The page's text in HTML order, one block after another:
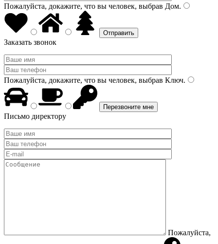
Пожалуйста, докажите, что вы человек, выбрав Дом.
Заказать звонок
Пожалуйста, докажите, что вы человек, выбрав Ключ.
Письмо директору
Пожалуйста,